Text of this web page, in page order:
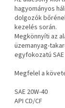
hagyományos
dolgozók
kezelés során.
Megkönnyíti az
üzemanyag-
egyfokozatú
Megfelel a
SAE 20W-40
API CD/CF